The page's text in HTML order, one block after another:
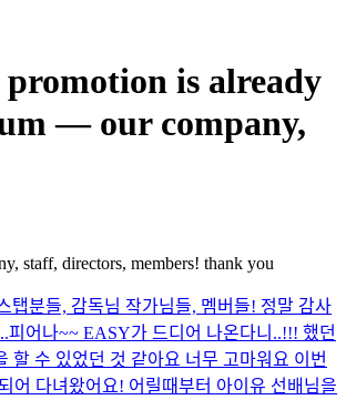
is already
— our company,
staff, directors, members! thank you
탭분들, 감독님 작가님들, 멤버들! 정말 감사
피어나~~ EASY가 드디어 나온다니..!!! 했던
할 수 있었던 것 같아요 너무 고마워요 이번
어 다녀왔어요! 어릴때부터 아이유 선배님을